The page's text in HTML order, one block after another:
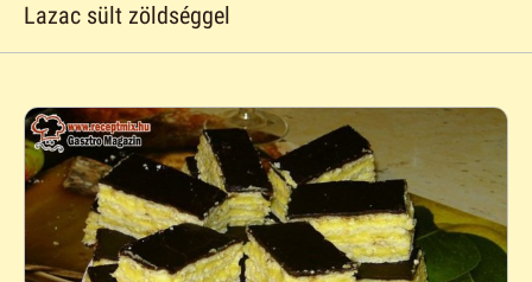
Lazac sült zöldséggel